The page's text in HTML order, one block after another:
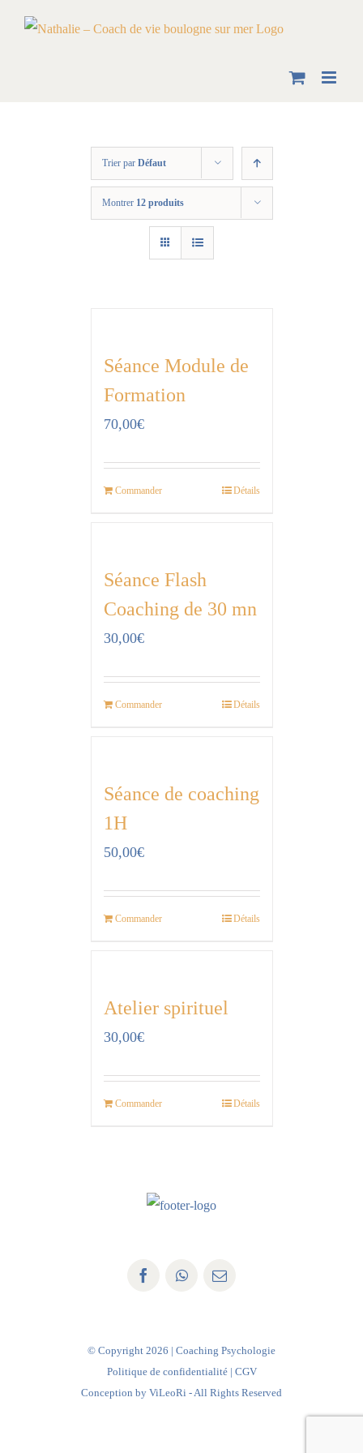
Trier par Défaut
Montrer 12 produits
Séance Module de
Formation
70,00€
Commander Détails
Séance Flash
Coaching de 30 mn
30,00€
Commander Détails
Séance de coaching
1H
50,00€
Commander Détails
Atelier spirituel
30,00€
Commander Détails
© Copyright 2026 | Coaching Psychologie
Politique de confidentialité| CGV
Conception by ViLeoRi - All Rights Reserved